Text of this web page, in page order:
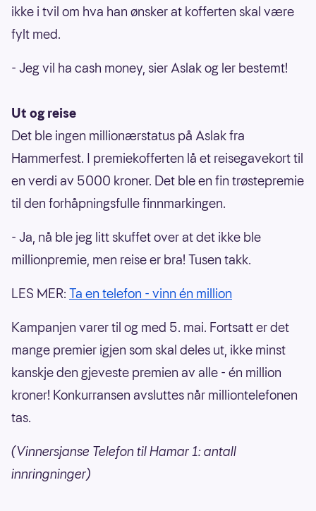
ikke i tvil om hva han ønsker at kofferten skal være
fylt med.
- Jeg vil ha cash money, sier Aslak og ler bestemt!
Ut og reise
Det ble ingen millionærstatus på Aslak fra
Hammerfest. I premiekofferten lå et reisegavekort til
en verdi av 5000 kroner. Det ble en fin trøstepremie
til den forhåpningsfulle finnmarkingen.
- Ja, nå ble jeg litt skuffet over at det ikke ble
millionpremie, men reise er bra! Tusen takk.
LES MER: Ta en telefon - vinn én million
Kampanjen varer til og med 5. mai. Fortsatt er det
mange premier igjen som skal deles ut, ikke minst
kanskje den gjeveste premien av alle - én million
kroner! Konkurransen avsluttes når milliontelefonen
tas.
(Vinnersjanse Telefon til Hamar 1: antall
innringninger)